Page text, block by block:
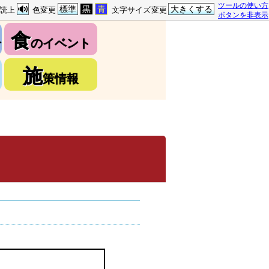
ツールの使い方
ボタンを非表示
文字サイズ変更 大きくする
色変更 標準 黒 青
上
食のイベント
施策情報